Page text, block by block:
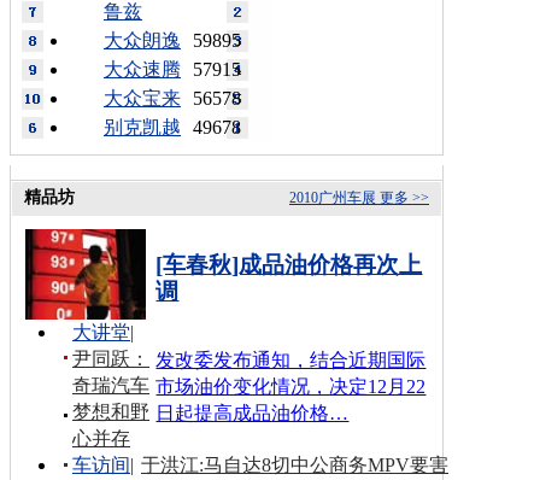
鲁兹
59895
大众朗逸
57915
大众速腾
56578
大众宝来
49678
别克凯越
更多 >>
2010广州车展
精品坊
[车春秋]成品油价格再次上
调
发改委发布通知，结合近期国际
市场油价变化情况，决定12月22
日起提高成品油价格…
大讲堂|
尹同跃：
奇瑞汽车
梦想和野
心并存
车访间| 于洪江:马自达8切中公商务MPV要害